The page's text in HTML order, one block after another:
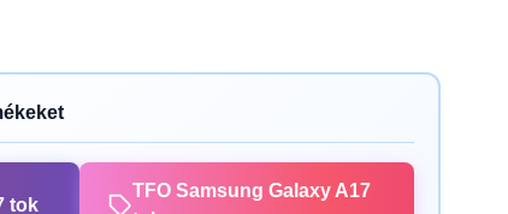
tok
TFO Samsung Galaxy A17